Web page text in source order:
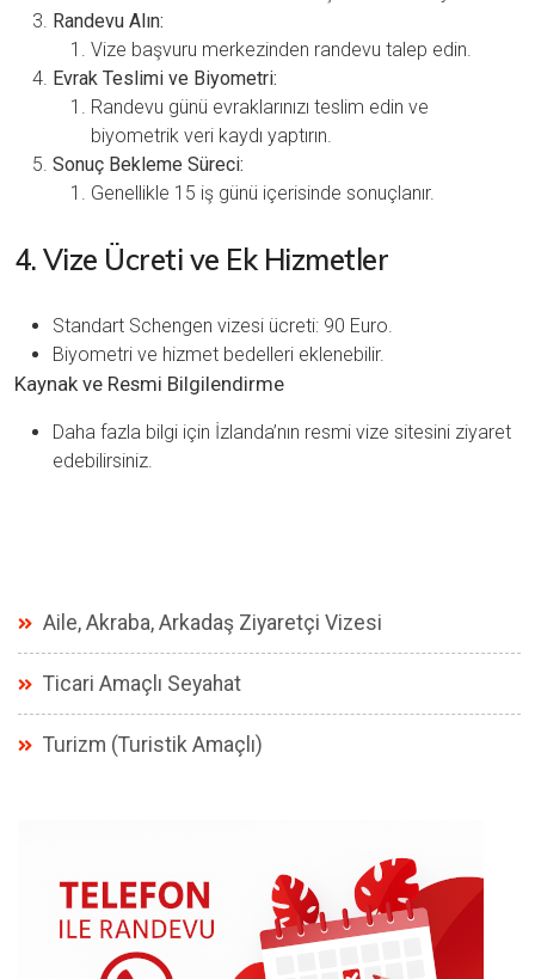
Randevu Alın:
Vize başvuru merkezinden randevu talep edin.
Evrak Teslimi ve Biyometri:
Randevu günü evraklarınızı teslim edin ve
biyometrik veri kaydı yaptırın.
Sonuç Bekleme Süreci:
Genellikle 15 iş günü içerisinde sonuçlanır.
4. Vize Ücreti ve Ek Hizmetler
Standart Schengen vizesi ücreti: 90 Euro.
Biyometri ve hizmet bedelleri eklenebilir.
Kaynak ve Resmi Bilgilendirme
Daha fazla bilgi için İzlanda’nın resmi vize sitesini ziyaret
edebilirsiniz.
Aile, Akraba, Arkadaş Ziyaretçi Vizesi
Ticari Amaçlı Seyahat
Turizm (Turistik Amaçlı)